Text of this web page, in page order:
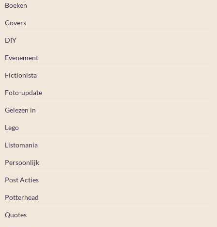
Boeken
Covers
DIY
Evenement
Fictionista
Foto-update
Gelezen in
Lego
Listomania
Persoonlijk
Post Acties
Potterhead
Quotes